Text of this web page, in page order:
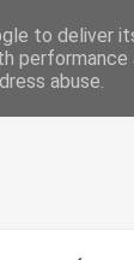
Suporte da
to deliver
abuse.